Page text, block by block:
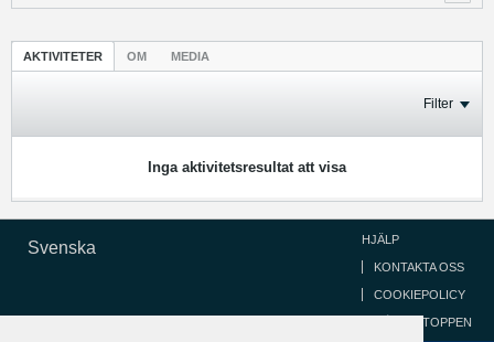
AKTIVITETER OM MEDIA
Filter
Inga aktivitetsresultat att visa
Svenska HJÄLP
KONTAKTA OSS
COOKIEPOLICY
GÅ TILL TOPPEN